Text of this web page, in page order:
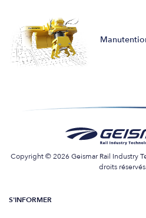
Copyright © 2026 Geismar Rail Industry
droits réservés.
S'INFORMER